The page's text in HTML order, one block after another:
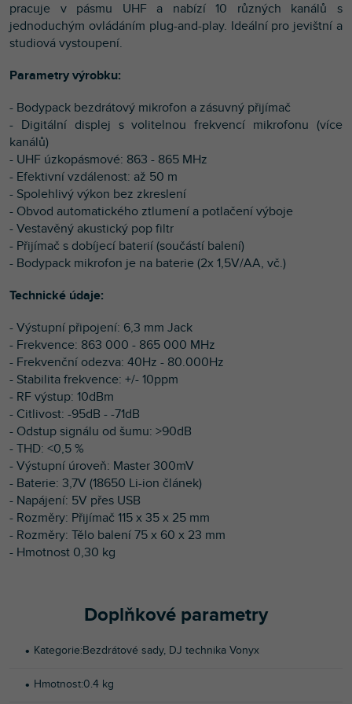
pracuje v pásmu UHF a nabízí 10 různých kanálů s
jednoduchým ovládáním plug-and-play. Ideální pro jevištní a
studiová vystoupení.
Parametry výrobku:
- Bodypack bezdrátový mikrofon a zásuvný přijímač
- Digitální displej s volitelnou frekvencí mikrofonu (více
kanálů)
- UHF úzkopásmové: 863 - 865 MHz
- Efektivní vzdálenost: až 50 m
- Spolehlivý výkon bez zkreslení
- Obvod automatického ztlumení a potlačení výboje
- Vestavěný akustický pop filtr
- Přijímač s dobíjecí baterií (součástí balení)
- Bodypack mikrofon je na baterie (2x 1,5V/AA, vč.)
Technické údaje:
- Výstupní připojení: 6,3 mm Jack
- Frekvence: 863 000 - 865 000 MHz
- Frekvenční odezva: 40Hz - 80.000Hz
- Stabilita frekvence: +/- 10ppm
- RF výstup: 10dBm
- Citlivost: -95dB - -71dB
- Odstup signálu od šumu: >90dB
- THD: <0,5 %
- Výstupní úroveň: Master 300mV
- Baterie: 3,7V (18650 Li-ion článek)
- Napájení: 5V přes USB
- Rozměry: Přijímač 115 x 35 x 25 mm
- Rozměry: Tělo balení 75 x 60 x 23 mm
- Hmotnost 0,30 kg
Doplňkové parametry
Kategorie:Bezdrátové sady, DJ technika Vonyx
Hmotnost:0.4 kg